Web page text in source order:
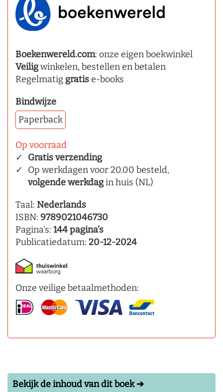
Boekenwereld.com: onze eigen boekwinkel
Veiligwinkelen, bestellen en betalen
Regelmatig gratise-books
Bindwijze
Paperback
Op voorraad
Gratis verzending
Op werkdagen voor 20.00 besteld,
volgende werkdagin huis (NL)
Taal: Nederlands
ISBN: 9789021046730
Pagina's: 144 pagina's
Publicatiedatum: 20-12-2024
Onze veilige betaalmethoden:
Bekijk de inhoud van dit boek ➔